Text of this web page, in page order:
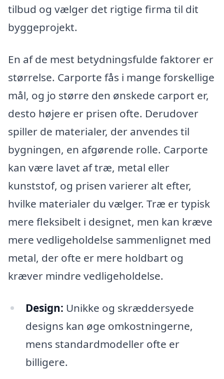
tilbud og vælger det rigtige firma til dit
byggeprojekt.
En af de mest betydningsfulde faktorer er
størrelse. Carporte fås i mange forskellige
mål, og jo større den ønskede carport er,
desto højere er prisen ofte. Derudover
spiller de materialer, der anvendes til
bygningen, en afgørende rolle. Carporte
kan være lavet af træ, metal eller
kunststof, og prisen varierer alt efter,
hvilke materialer du vælger. Træ er typisk
mere fleksibelt i designet, men kan kræve
mere vedligeholdelse sammenlignet med
metal, der ofte er mere holdbart og
kræver mindre vedligeholdelse.
Design: Unikke og skræddersyede
designs kan øge omkostningerne,
mens standardmodeller ofte er
billigere.